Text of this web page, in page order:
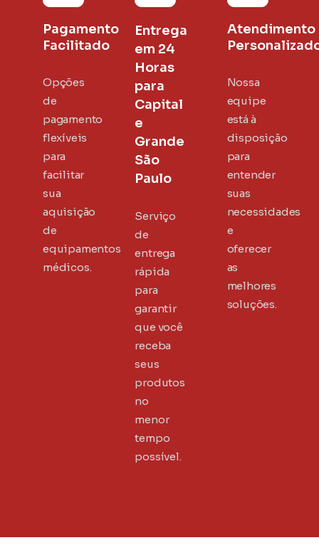
Pagamento
Facilitado
Opções
de
pagamento
flexíveis
para
facilitar
sua
aquisição
de
equipamentos
médicos.
Entrega
em 24
Horas
para
Capital
e
Grande
São
Paulo
Serviço
de
entrega
rápida
para
garantir
que você
receba
seus
produtos
no
menor
tempo
possível.
Atendimento
Nossa
equipe
está à
disposição
para
entender
suas
necessidades
e
oferecer
as
melhores
soluções.